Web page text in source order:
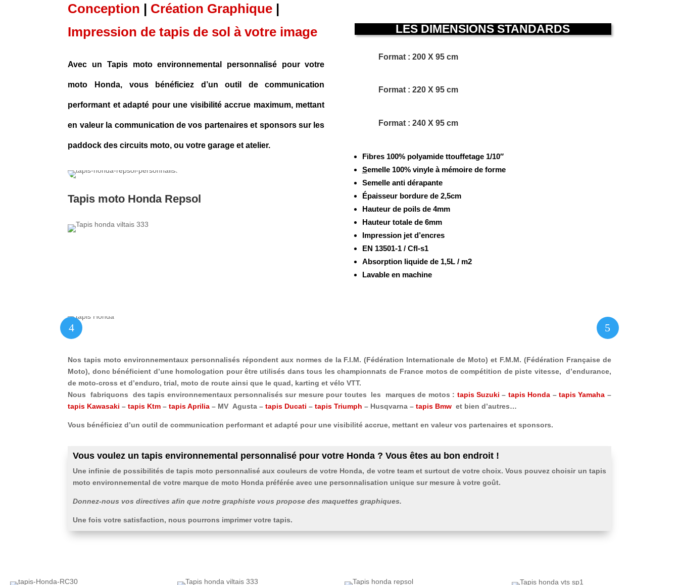
Conception | Création Graphique |
Impression de tapis de sol à votre image
Avec un Tapis moto environnemental personnalisé pour votre
moto Honda, vous bénéficiez d’un outil de communication
performant et adapté pour une visibilité accrue maximum, mettant
en valeur la communication de vos partenaires et sponsors sur les
paddock des circuits moto, ou votre garage et atelier.
Tapis moto Honda Repsol
LES DIMENSIONS STANDARDS
Format : 200 X 95 cm
Format : 220 X 95 cm
Format : 240 X 95 cm
Fibres 100% polyamide ttouffetage 1/10″
Semelle 100% vinyle à mémoire de forme
Semelle anti dérapante
Épaisseur bordure de 2,5cm
Hauteur de poils de 4mm
Hauteur totale de 6mm
Impression jet d’encres
EN 13501-1 / Cfl-s1
Absorption liquide de 1,5L / m2
Lavable en machine
4 5
Nos tapis moto environnementaux personnalisés répondent aux normes de la F.I.M. (Fédération Internationale de Moto) et F.M.M. (Fédération Française de
Moto), donc bénéficient d’une homologation pour être utilisés dans tous les championnats de France motos de compétition de piste vitesse, d’endurance,
de moto-cross et d’enduro, trial, moto de route ainsi que le quad, karting et vélo VTT.
Nous fabriquons des tapis environnementaux personnalisés sur mesure pour toutes les marques de motos : tapis Suzuki – tapis Honda – tapis Yamaha –
tapis Kawasaki –tapis Ktm –tapis Aprilia – MV Agusta –tapis Ducati –tapis Triumph – Husqvarna –tapis Bmw et bien d’autres…
Vous bénéficiez d’un outil de communication performant et adapté pour une visibilité accrue, mettant en valeur vos partenaires et sponsors.
Vous voulez un tapis environnemental personnalisé pour votre Honda ? Vous êtes au bon endroit !
Une infinie de possibilités de tapis moto personnalisé aux couleurs de votre Honda, de votre team et surtout de votre choix. Vous pouvez choisir un tapis
moto environnemental de votre marque de moto Honda préférée avec une personnalisation unique sur mesure à votre goût.
Donnez-nous vos directives afin que notre graphiste vous propose des maquettes graphiques.
Une fois votre satisfaction, nous pourrons imprimer votre tapis.